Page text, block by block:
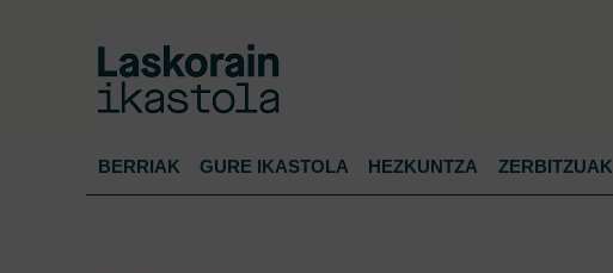
BERRIAK GURE IKASTOLA HEZKUNTZA ZERBITZUAK